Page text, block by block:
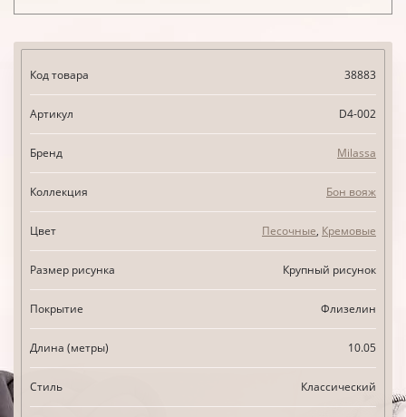
Код товара 38883
Артикул D4-002
Бренд Milassa
Коллекция Бон вояж
Цвет Песочные, Кремовые
Размер рисунка Крупный рисунок
Покрытие Флизелин
Длина (метры) 10.05
Стиль Классический